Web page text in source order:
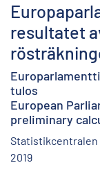
resultatet
tulos
European
preliminary
Statistikcentralen
2019